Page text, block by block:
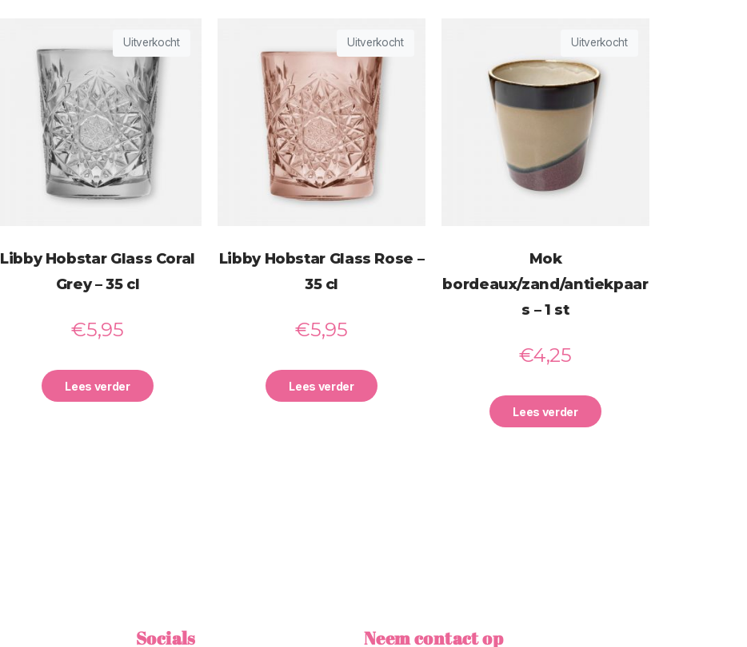
Uitverkocht
Libby Hobstar Glass Coral
Grey – 35 cl
€5,95
Lees verder
Uitverkocht
Libby Hobstar Glass Rose –
35 cl
€5,95
Lees verder
Uitverkocht
Mok
bordeaux/zand/antiekpaar
s – 1 st
€4,25
Lees verder
Socials Neem contact op